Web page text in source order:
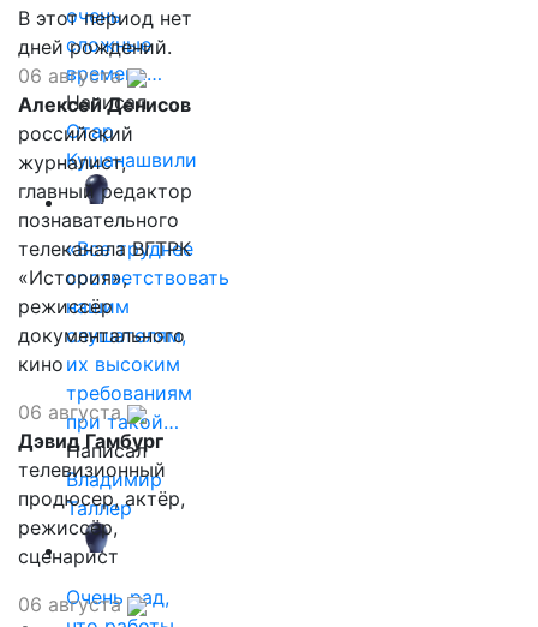
очень
сложные
времена…
Написал
Отар
Кушанашвили
«Все труднее
соответствовать
нашим
слушателям,
их высоким
требованиям
при такой…
Написал
Владимир
Таллер
Очень рад,
В этот период нет
дней рождений.
06 августа
Алексей Денисов
российский
журналист,
главный редактор
познавательного
телеканала ВГТРК
«История»,
режиссёр
документального
кино
06 августа
Дэвид Гамбург
телевизионный
продюсер, актёр,
режиссёр,
сценарист
06 августа